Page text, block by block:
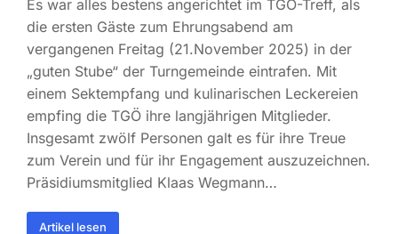
Es war alles bestens angerichtet im TGÖ-Treff, als
die ersten Gäste zum Ehrungsabend am
vergangenen Freitag (21.November 2025) in der
„guten Stube“ der Turngemeinde eintrafen. Mit
einem Sektempfang und kulinarischen Leckereien
empfing die TGÖ ihre langjährigen Mitglieder.
Insgesamt zwölf Personen galt es für ihre Treue
zum Verein und für ihr Engagement auszuzeichnen.
Präsidiumsmitglied Klaas Wegmann…
Artikel lesen